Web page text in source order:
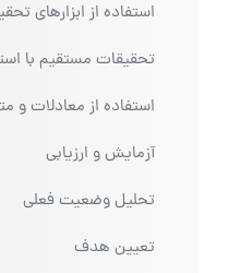
استفاده از ابزارهای
تحقیقات مستقیم با
استفاده از معادلات و
آزمایش و ارزیابی
تحلیل وضعیت فعلی
تعیین هدف